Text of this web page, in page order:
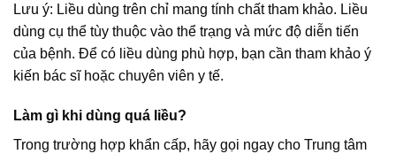
Lưu ý: Liều dùng trên chỉ mang tính chất tham khảo. Liều
dùng cụ thể tùy thuộc vào thể trạng và mức độ diễn tiến
của bệnh. Để có liều dùng phù hợp, bạn cần tham khảo ý
kiến bác sĩ hoặc chuyên viên y tế.
Làm gì khi dùng quá liều?
Trong trường hợp khẩn cấp, hãy gọi ngay cho Trung tâm